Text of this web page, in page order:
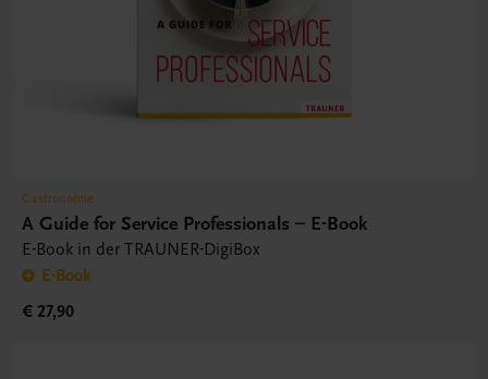
Gastronomie
A Guide for Service Professionals – E-Book
E-Book in der TRAUNER-DigiBox
E-Book
€ 27,90